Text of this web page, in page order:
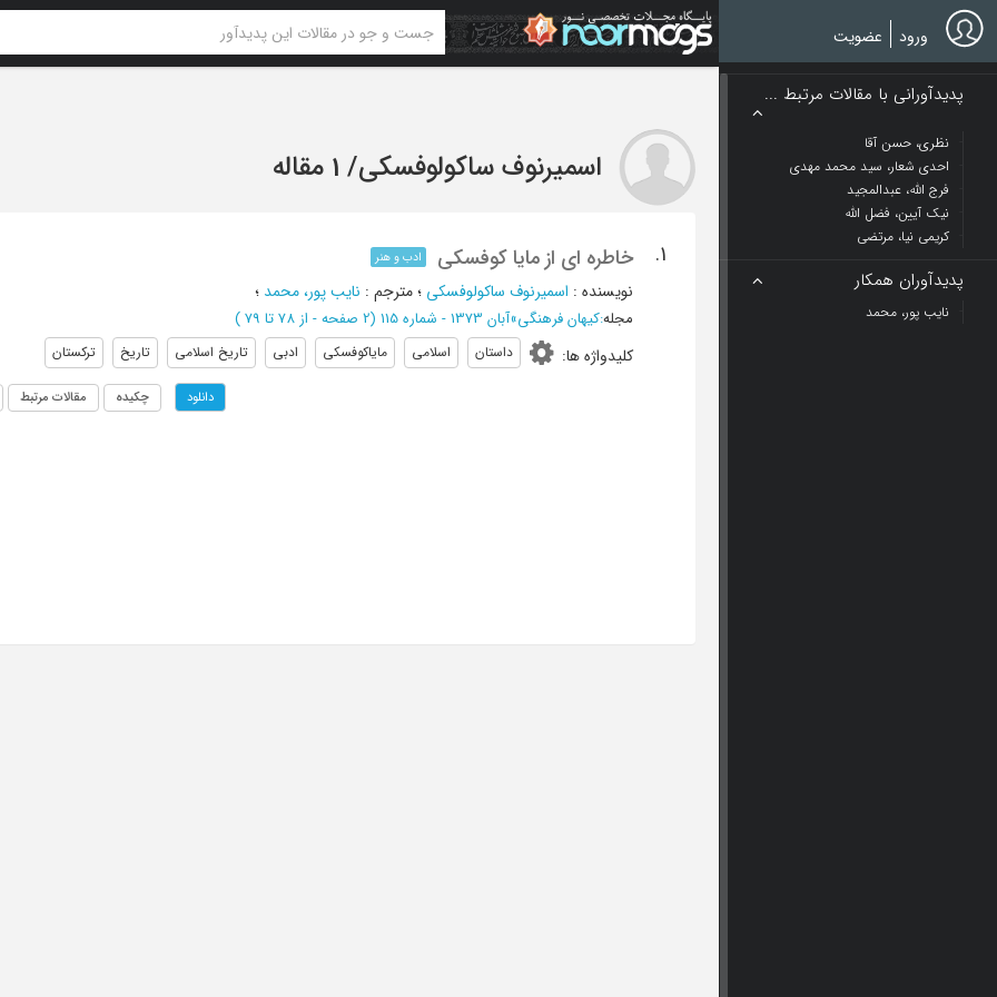
Skip
to
main
ورود عضویت
پدیدآورانی با مقالات مرتبط ...
نظری، حسن آقا
احدی شعار، سید محمد مهدی
فرج الله، عبدالمجید
نیک آیین، فضل الله
کریمی نیا، مرتضی
پدیدآوران همکار
نایب پور، محمد
اسمیرنوف ساکولوفسکی/ 1 مقاله
1. خاطره ای از مایا کوفسکی ادب و هنر
نویسنده : اسمیرنوف ساکولوفسکی ؛مترجم : نایب پور، محمد ؛
مجله:کیهان فرهنگی»آبان 1373 - شماره 115 (‎2 صفحه - از 78 تا 79 )
کلیدواژه ها: داستان اسلامی مایاکوفسکی ادبی تاریخ اسلامی تاریخ ترکستان
دانلود چکیده مقالات مرتبط